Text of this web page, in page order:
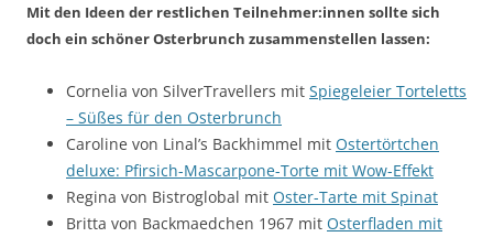
Mit den Ideen der restlichen Teilnehmer:innen sollte sich
doch ein schöner Osterbrunch zusammenstellen lassen:
Cornelia von SilverTravellers mit Spiegeleier Torteletts
– Süßes für den Osterbrunch
Caroline von Linal’s Backhimmel mit Ostertörtchen
deluxe: Pfirsich-Mascarpone-Torte mit Wow-Effekt
Regina von Bistroglobal mit Oster-Tarte mit Spinat
Britta von Backmaedchen 1967 mit Osterfladen mit